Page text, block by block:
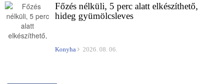
Főzés nélküli, 5 perc alatt elkészíthető,
hideg gyümölcsleves
Konyha 2026. 08. 06.